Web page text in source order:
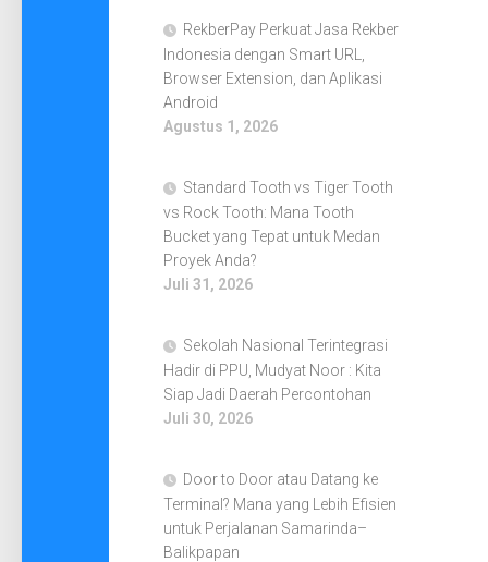
RekberPay Perkuat Jasa Rekber
Indonesia dengan Smart URL,
Browser Extension, dan Aplikasi
Android
Agustus 1, 2026
Standard Tooth vs Tiger Tooth
vs Rock Tooth: Mana Tooth
Bucket yang Tepat untuk Medan
Proyek Anda?
Juli 31, 2026
Sekolah Nasional Terintegrasi
Hadir di PPU, Mudyat Noor : Kita
Siap Jadi Daerah Percontohan
Juli 30, 2026
Door to Door atau Datang ke
Terminal? Mana yang Lebih Efisien
untuk Perjalanan Samarinda–
Balikpapan